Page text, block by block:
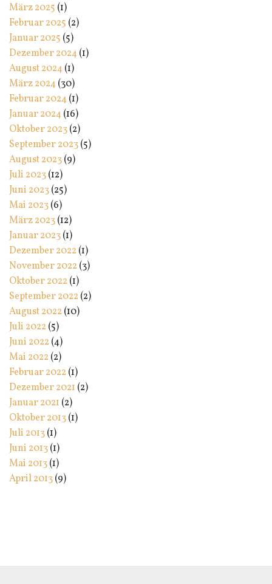
März 2025 (1)
Februar 2025 (2)
Januar 2025 (5)
Dezember 2024(1)
August 2024(1)
März 2024(30)
Februar 2024(1)
Januar 2024(16)
Oktober 2023(2)
September 2023(5)
August 2023(9)
Juli 2023(12)
Juni 2023(25)
Mai 2023(6)
März 2023(12)
Januar 2023(1)
Dezember 2022 (1)
November 2022 (3)
Oktober 2022 (1)
September 2022 (2)
August 2022 (10)
Juli 2022 (5)
Juni 2022 (4)
Mai 2022 (2)
Februar 2022 (1)
Dezember 2021 (2)
Januar 2021 (2)
Oktober 2013(1)
Juli 2013(1)
Juni 2013(1)
Mai 2013(1)
April 2013(9)